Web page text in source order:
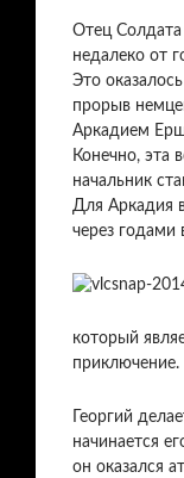
Отец Солдата
недалеко от
Это
прорыв
Аркадием
Конечно, эта
начальник
Для Аркадия
через годами
который
приключение.
Георгий
начинается
он оказался